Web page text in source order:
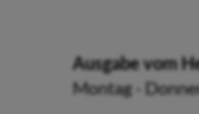
Ausgabe vom
Montag -